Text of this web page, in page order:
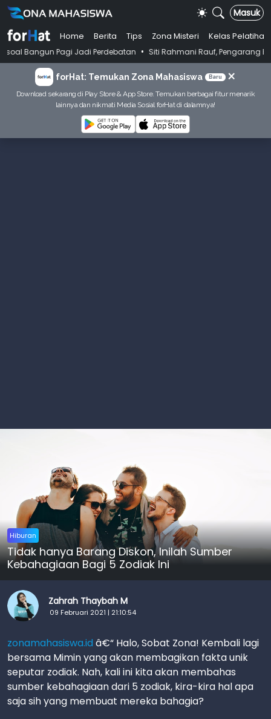
Masuk
Home Berita Tips Zona Misteri
Kelas Pelatihan
Pagi Jadi Perdebatan • Siti Rahmani Rauf, Pengarang Buku Bahasa
forHat: Temukan Zona Mahasiswa Baru ×
Download sekarang di Play Store & App Store. Temukan berbagai fitur menarik
lainnya dan nikmati Media Sosial forHat di dalamnya!
Hiburan
Tidak hanya Barang Diskon, Inilah Sumber
Kebahagiaan Bagi 5 Zodiak Ini
Zahrah Thaybah M
09 Februari 2021 | 21:10:54
zonamahasiswa.id â€“ Halo, Sobat Zona! Kembali lagi
bersama Mimin yang akan membagikan fakta unik
seputar zodiak. Nah, kali ini kita akan membahas
sumber kebahagiaan dari 5 zodiak, kira-kira hal apa
saja sih yang membuat mereka bahagia?